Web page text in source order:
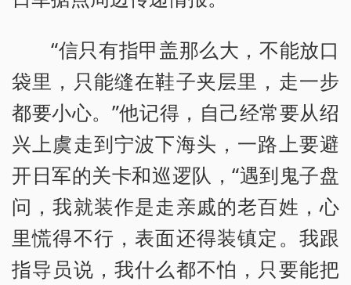
“信只有指甲盖那么大，不能放口
袋里，只能缝在鞋子夹层里，走一步
都要小心。”他记得，自己经常要从绍
兴上虞走到宁波下海头，一路上要避
开日军的关卡和巡逻队，“遇到鬼子盘
问，我就装作是走亲戚的老百姓，心
里慌得不行，表面还得装镇定。我跟
指导员说，我什么都不怕，只要能把